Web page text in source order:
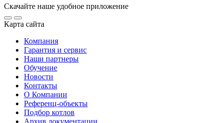
Скачайте наше удобное приложение
Карта сайта
Компания
Гарантия и сервис
Наши партнеры
Обучение
Новости
Контакты
О Компании
Референц-объекты
Подбор котлов
Архив документации